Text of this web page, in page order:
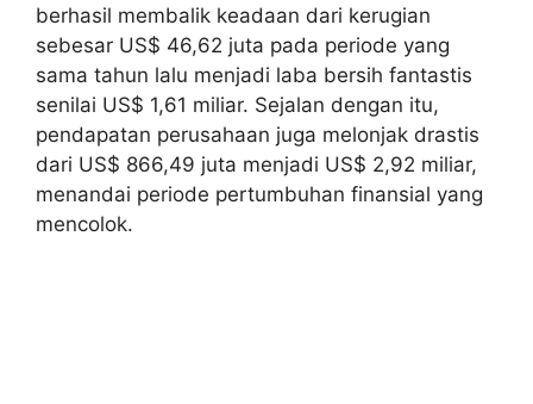
berhasil membalik keadaan dari kerugian
sebesar US$ 46,62 juta pada periode yang
sama tahun lalu menjadi laba bersih fantastis
senilai US$ 1,61 miliar. Sejalan dengan itu,
pendapatan perusahaan juga melonjak drastis
dari US$ 866,49 juta menjadi US$ 2,92 miliar,
menandai periode pertumbuhan finansial yang
mencolok.